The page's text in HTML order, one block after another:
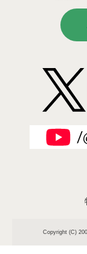
Copyright (C)